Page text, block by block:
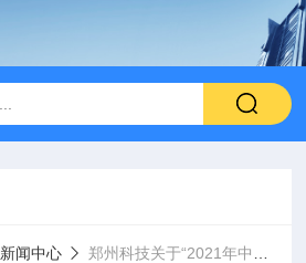
新闻中心 郑州科技关于“2021年中秋节放假通知”